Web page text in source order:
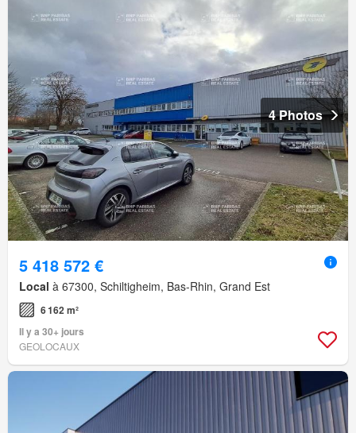
4 Photos
5 418 572 €
Local à 67300, Schiltigheim, Bas-Rhin, Grand Est
6 162 m²
Il y a 30+ jours
GEOLOCAUX